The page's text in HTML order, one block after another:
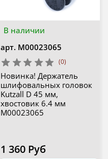
В наличии
арт. М00023065
(0)
Новинка! Держатель
шлифовальных головок
Kutzall D 45 мм,
хвостовик 6.4 мм
М00023065
1 360 Руб